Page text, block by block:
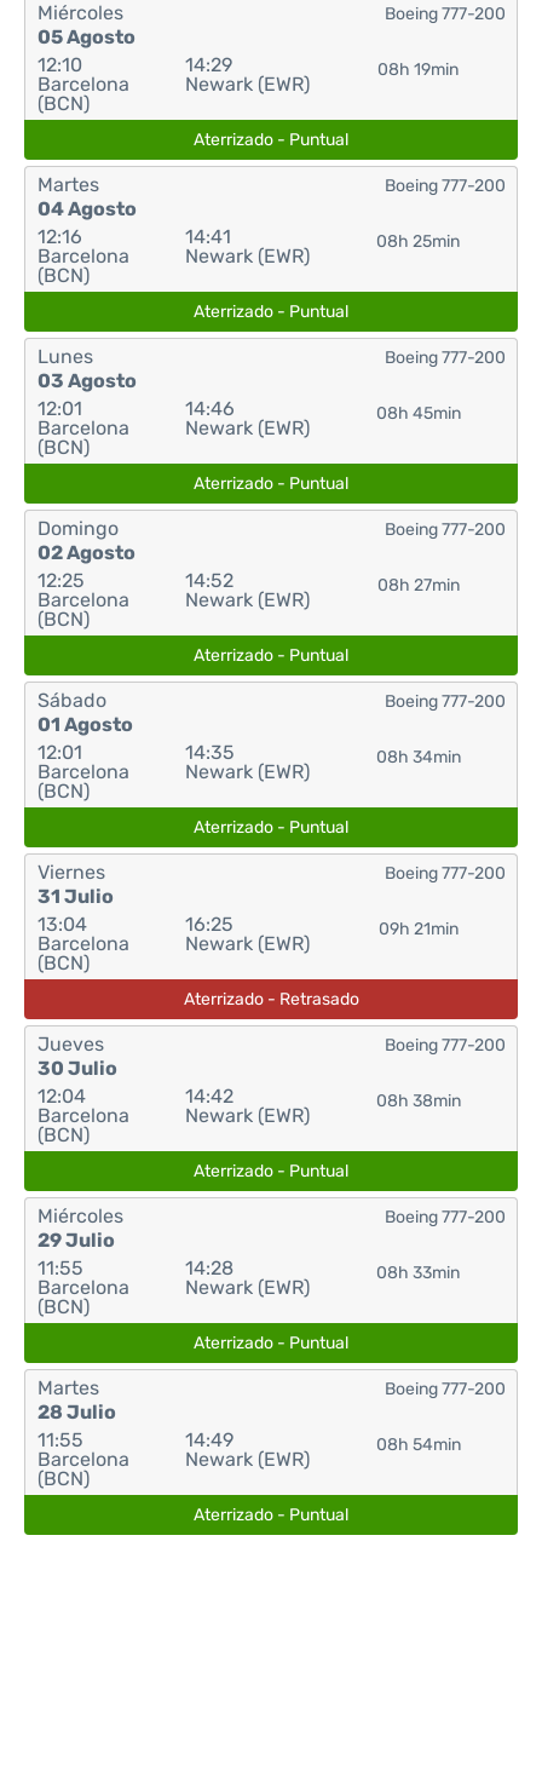
Miércoles
05 Agosto
12:10
Barcelona
(BCN)
14:29
Newark (EWR)
08h 19min
Boeing 777-200
Aterrizado - Puntual
Martes
04 Agosto
12:16
Barcelona
(BCN)
14:41
Newark (EWR)
08h 25min
Boeing 777-200
Aterrizado - Puntual
Lunes
03 Agosto
12:01
Barcelona
(BCN)
14:46
Newark (EWR)
08h 45min
Boeing 777-200
Aterrizado - Puntual
Domingo
02 Agosto
12:25
Barcelona
(BCN)
14:52
Newark (EWR)
08h 27min
Boeing 777-200
Aterrizado - Puntual
Sábado
01 Agosto
12:01
Barcelona
(BCN)
14:35
Newark (EWR)
08h 34min
Boeing 777-200
Aterrizado - Puntual
Viernes
31 Julio
13:04
Barcelona
(BCN)
16:25
Newark (EWR)
09h 21min
Boeing 777-200
Aterrizado - Retrasado
Jueves
30 Julio
12:04
Barcelona
(BCN)
14:42
Newark (EWR)
08h 38min
Boeing 777-200
Aterrizado - Puntual
Miércoles
29 Julio
11:55
Barcelona
(BCN)
14:28
Newark (EWR)
08h 33min
Boeing 777-200
Aterrizado - Puntual
Martes
28 Julio
11:55
Barcelona
(BCN)
14:49
Newark (EWR)
08h 54min
Boeing 777-200
Aterrizado - Puntual